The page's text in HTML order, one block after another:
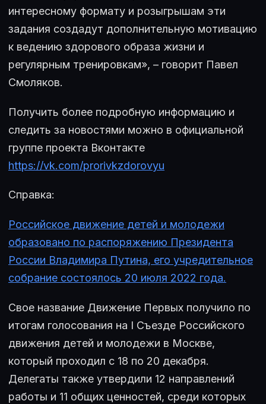
интересному формату и розыгрышам эти
задания создадут дополнительную мотивацию
к ведению здорового образа жизни и
регулярным тренировкам», – говорит Павел
Смоляков.
Получить более подробную информацию и
следить за новостями можно в официальной
группе проекта Вконтакте
https://vk.com/prorivkzdorovyu
Справка:
Российское движение детей и молодежи
образовано по распоряжению Президента
России Владимира Путина, его учредительное
собрание состоялось 20 июля 2022 года.
Свое название Движение Первых получило по
итогам голосования на I Съезде Российского
движения детей и молодежи в Москве,
который проходил с 18 по 20 декабря.
Делегаты также утвердили 12 направлений
работы и 11 общих ценностей, среди которых